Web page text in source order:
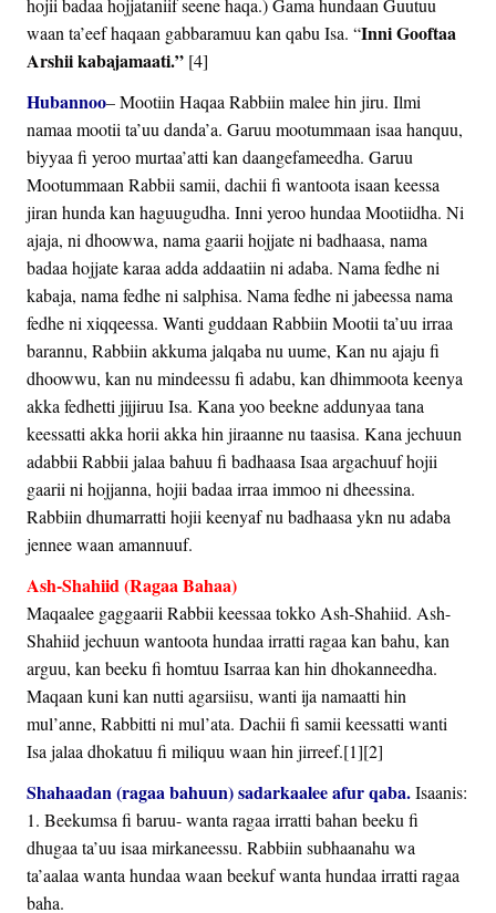
hojii badaa hojjataniif seene haqa.) Gama hundaan Guutuu
waan ta’eef haqaan gabbaramuu kan qabu Isa. “Inni Gooftaa
Arshii kabajamaati.” [4]
Hubannoo– Mootiin Haqaa Rabbiin malee hin jiru. Ilmi
namaa mootii ta’uu danda’a. Garuu mootummaan isaa hanquu,
biyyaa fi yeroo murtaa’atti kan daangefameedha. Garuu
Mootummaan Rabbii samii, dachii fi wantoota isaan keessa
jiran hunda kan haguugudha. Inni yeroo hundaa Mootiidha. Ni
ajaja, ni dhoowwa, nama gaarii hojjate ni badhaasa, nama
badaa hojjate karaa adda addaatiin ni adaba. Nama fedhe ni
kabaja, nama fedhe ni salphisa. Nama fedhe ni jabeessa nama
fedhe ni xiqqeessa. Wanti guddaan Rabbiin Mootii ta’uu irraa
barannu, Rabbiin akkuma jalqaba nu uume, Kan nu ajaju fi
dhoowwu, kan nu mindeessu fi adabu, kan dhimmoota keenya
akka fedhetti jijjiruu Isa. Kana yoo beekne addunyaa tana
keessatti akka horii akka hin jiraanne nu taasisa. Kana jechuun
adabbii Rabbii jalaa bahuu fi badhaasa Isaa argachuuf hojii
gaarii ni hojjanna, hojii badaa irraa immoo ni dheessina.
Rabbiin dhumarratti hojii keenyaf nu badhaasa ykn nu adaba
jennee waan amannuuf.
Ash-Shahiid (Ragaa Bahaa)
Maqaalee gaggaarii Rabbii keessaa tokko Ash-Shahiid. Ash-
Shahiid jechuun wantoota hundaa irratti ragaa kan bahu, kan
arguu, kan beeku fi homtuu Isarraa kan hin dhokanneedha.
Maqaan kuni kan nutti agarsiisu, wanti ija namaatti hin
mul’anne, Rabbitti ni mul’ata. Dachii fi samii keessatti wanti
Isa jalaa dhokatuu fi miliquu waan hin jirreef.[1][2]
Shahaadan (ragaa bahuun) sadarkaalee afur qaba.Isaanis:
1. Beekumsa fi baruu- wanta ragaa irratti bahan beeku fi
dhugaa ta’uu isaa mirkaneessu. Rabbiin subhaanahu wa
ta’aalaa wanta hundaa waan beekuf wanta hundaa irratti ragaa
baha.